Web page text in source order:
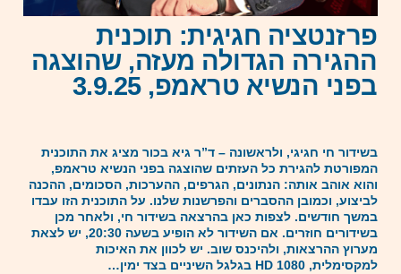
פרזנטציה חגיגית: תוכנית
ההגירה הגדולה מעזה, שהוצגה
בפני הנשיא טראמפ, 3.9.25
בשידור חי חגיגי, ולראשונה – ד”ר גיא בכור מציג את התוכנית
המפורטת להגירת כל העזתים שהוצגה בפני הנשיא טראמפ,
והוא אוהב אותה: הנתונים, הגרפים, ההערכות, הסכומים, ההכנה
לביצוע, וכמובן ההסברים והפרשנות שלנו. על התוכנית הזו עבדו
במשך חודשים. לצפות כאן בהרצאה בשידור חי, ולאחר מכן
בשידורים חוזרים. אם השידור לא הופיע בשעה 20:30, יש לצאת
מערוץ ההרצאות, ולהיכנס שוב. יש לכוון את האיכות
למקסימלית, 1080 HD בגלגל השיניים בצד ימין…